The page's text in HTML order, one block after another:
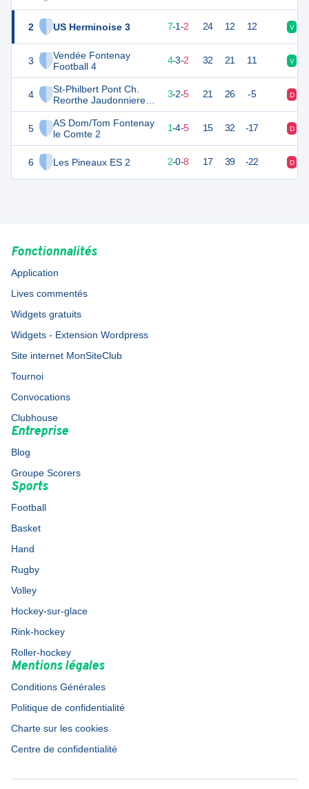
2 US Herminoise 3
3
Vendée Fontenay
Football 4
4
St-Philbert Pont Ch.
Reorthe Jaudonniere
FC 3
5
AS Dom/Tom Fontenay
le Comte 2
6 Les Pineaux ES 2
22 7-1-2 24 12 12 V
14 4-3-2 32 21 11 V
11 3-2-5 21 26 -5 D
7 10 1-4-5 15 32 -17 D
6 2-0-8 17 39 -22 D
Fonctionnalités
Application
Lives commentés
Widgets gratuits
Widgets - Extension Wordpress
Site internet MonSiteClub
Tournoi
Convocations
Clubhouse
Entreprise
Blog
Groupe Scorers
Sports
Football
Basket
Hand
Rugby
Volley
Hockey-sur-glace
Rink-hockey
Roller-hockey
Mentions légales
Conditions Générales
Politique de confidentialité
Charte sur les cookies
Centre de confidentialité